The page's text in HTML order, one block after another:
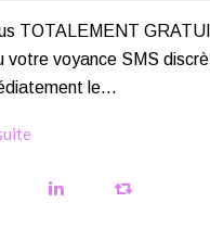
TOTALEMENT
voyance SMS
le...